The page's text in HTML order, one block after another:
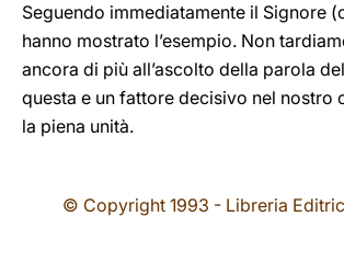
Seguendo immediatamente il Signore
hanno mostrato l’esempio. Non
ancora di più all’ascolto della parola
questa e un fattore decisivo nel nostro
la piena unità.
© Copyright 1993 - Libreria